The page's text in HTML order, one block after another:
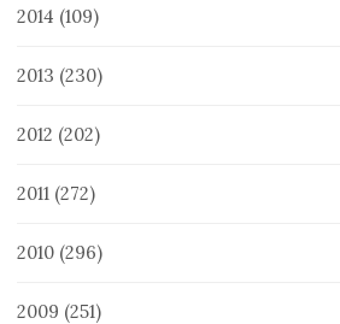
2014 (109)
2013 (230)
2012 (202)
2011 (272)
2010 (296)
2009 (251)